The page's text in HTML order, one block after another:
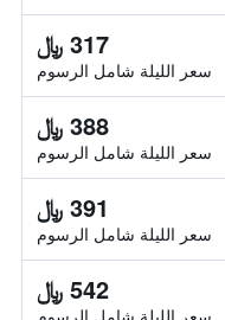
317 ﷼
سعر الليلة شامل الرسوم
388 ﷼
سعر الليلة شامل الرسوم
391 ﷼
سعر الليلة شامل الرسوم
542 ﷼
سعر الليلة شامل الرسوم